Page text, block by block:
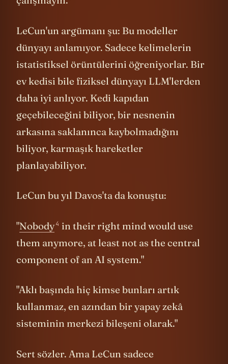
LeCun'un argümanı şu: Bu modeller
dünyayı anlamıyor. Sadece kelimelerin
istatistiksel örüntülerini öğreniyorlar. Bir
ev kedisi bile fiziksel dünyayı LLM'lerden
daha iyi anlıyor. Kedi kapıdan
geçebileceğini biliyor, bir nesnenin
arkasına saklanınca kaybolmadığını
biliyor, karmaşık hareketler
planlayabiliyor.
LeCun bu yıl Davos'ta da konuştu:
"Nobody4 in their right mind would use
them anymore, at least not as the central
component of an AI system."
"Aklı başında hiç kimse bunları artık
kullanmaz, en azından bir yapay zekâ
sisteminin merkezi bileşeni olarak."
Sert sözler. Ama LeCun sadece